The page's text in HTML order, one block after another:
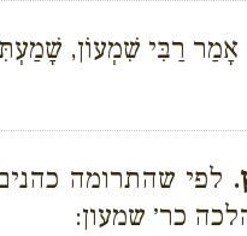
רַבִּי שִׁמְעוֹן,
לפי שהתרומה
כר׳ שמעון: